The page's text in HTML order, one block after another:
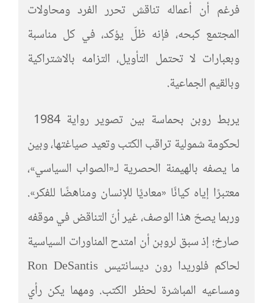
فرغم أن أعماله تناقش تحرر الفرد ومحاولات
المجتمع كبحه، فإنه ظلّ يؤكد، في كل مناسبة
وبعبارات لا تحتمل التأويل، التزامه بالاشتراكية
وبالقيم الجماعية.
لحكومة شمولية تراقب الكتب وتعيد صياغتها، وبين
ما يصفه بالهيمنة الحصرية لـ«الصواب السياسي»،
معتبرًا إياه كيانًا «معاديًا للإنسان ومناهضًا للفكر».
وربما يصحّ هذا الوصف، غير أنّ التناقض في موقفه
صارخ؛ إذ سبق لروبن أن امتدح المناورات السياسية
لحاكم فلوريدا رون ديسانتيس Ron DeSantis
ومساعيه المباشرة لحظر الكتب. ومهما يكن رأي